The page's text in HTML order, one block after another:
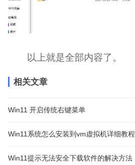
以上就是全部内容了。
相关文章
Win11 开启传统右键菜单
Win11系统怎么安装到vm虚拟机详细教程
Win11提示无法安全下载软件的解决方法